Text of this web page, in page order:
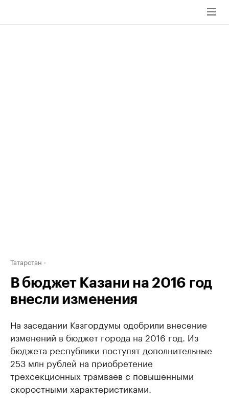
Татарстан
В бюджет Казани на 2016 год
внесли изменения
На заседании Казгордумы одобрили внесение
изменений в бюджет города на 2016 год. Из
бюджета республики поступят дополнительные
253 млн рублей на приобретение
трехсекционных трамваев с повышенными
скоростными характеристиками.